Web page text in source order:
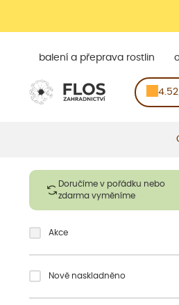
balení a přeprava rostlin
Doručíme v pořádku nebo
zdarma vyměníme
Akce
Nově naskladněno